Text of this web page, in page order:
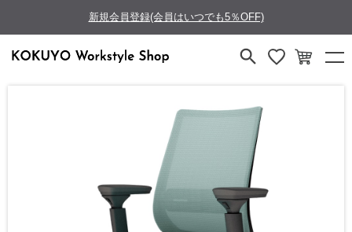
新規会員登録(会員はいつでも5％OFF)